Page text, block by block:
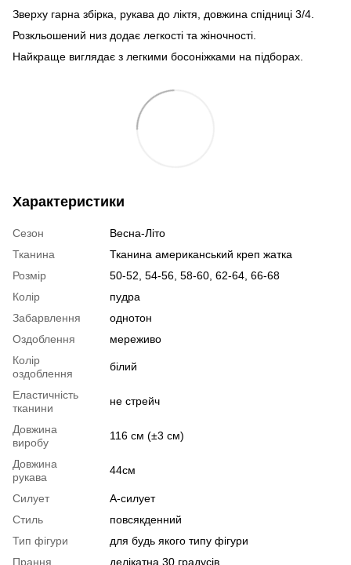
Зверху гарна збірка, рукава до ліктя, довжина спідниці 3/4.
Розкльошений низ додає легкості та жіночності.
Найкраще виглядає з легкими босоніжками на підборах.
Характеристики
Сезон
Весна-Літо
Тканина
Тканина американський креп жатка
Розмір
50-52, 54-56, 58-60, 62-64, 66-68
Колір
пудра
Забарвлення
однотон
Оздоблення
мереживо
Колір
оздоблення
білий
Еластичність
тканини
не стрейч
Довжина
виробу
116 см (±3 см)
Довжина
рукава
44см
Силует
А-силует
Стиль
повсякденний
Тип фігури
для будь якого типу фігури
Прання
делікатна 30 градусів